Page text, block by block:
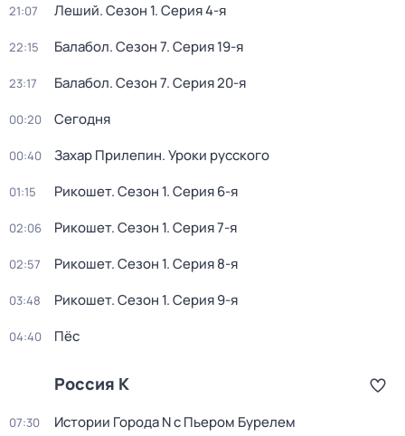
21:07 Леший. Сезон 1. Серия 4-я
22:15 Балабол. Сезон 7. Серия 19-я
23:17 Балабол. Сезон 7. Серия 20-я
00:20 Сегодня
00:40 Захар Прилепин. Уроки русского
01:15 Рикошет. Сезон 1. Серия 6-я
02:06 Рикошет. Сезон 1. Серия 7-я
02:57 Рикошет. Сезон 1. Серия 8-я
03:48 Рикошет. Сезон 1. Серия 9-я
04:40 Пёс
Россия К
07:30 Истории Города N с Пьером Бурелем